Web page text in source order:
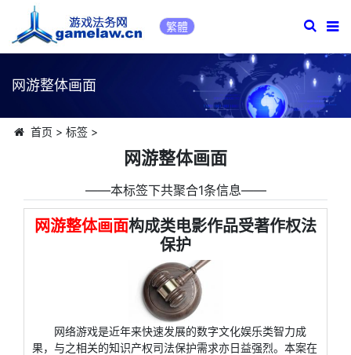
繁體
网游整体画面
首页 > 标签>
网游整体画面
――本标签下共聚合1条信息――
网游整体画面构成类电影作品受著作权法
保护
网络游戏是近年来快速发展的数字文化娱乐类智力成
果，与之相关的知识产权司法保护需求亦日益强烈。本案在